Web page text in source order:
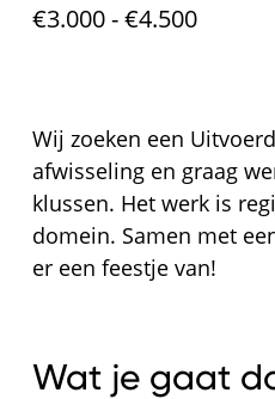
€3.000 - €4.500
Wij zoeken een
afwisseling en graag
klussen. Het werk is
domein. Samen met
er een feestje van!
Wat je gaat